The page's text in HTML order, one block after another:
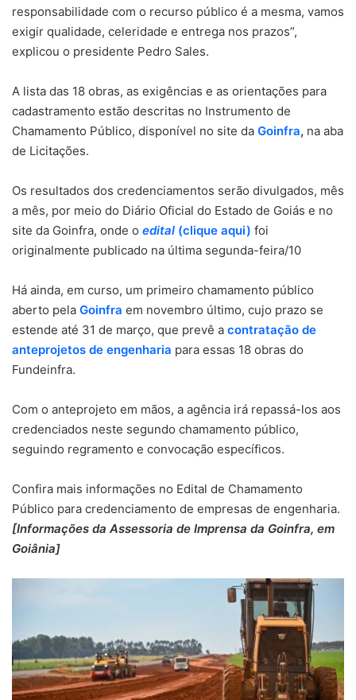
responsabilidade com o recurso público é a mesma, vamos
exigir qualidade, celeridade e entrega nos prazos”,
explicou o presidente Pedro Sales.
A lista das 18 obras, as exigências e as orientações para
cadastramento estão descritas no Instrumento de
Chamamento Público, disponível no site da Goinfra, na aba
de Licitações.
Os resultados dos credenciamentos serão divulgados, mês
a mês, por meio do Diário Oficial do Estado de Goiás e no
site da Goinfra, onde o edital (clique aqui) foi
originalmente publicado na última segunda-feira/10
Há ainda, em curso, um primeiro chamamento público
aberto pela Goinfra em novembro último, cujo prazo se
estende até 31 de março, que prevê a contratação de
anteprojetos de engenharia para essas 18 obras do
Fundeinfra.
Com o anteprojeto em mãos, a agência irá repassá-los aos
credenciados neste segundo chamamento público,
seguindo regramento e convocação específicos.
Confira mais informações no Edital de Chamamento
Público para credenciamento de empresas de engenharia.
[Informações da Assessoria de Imprensa da Goinfra, em
Goiânia]